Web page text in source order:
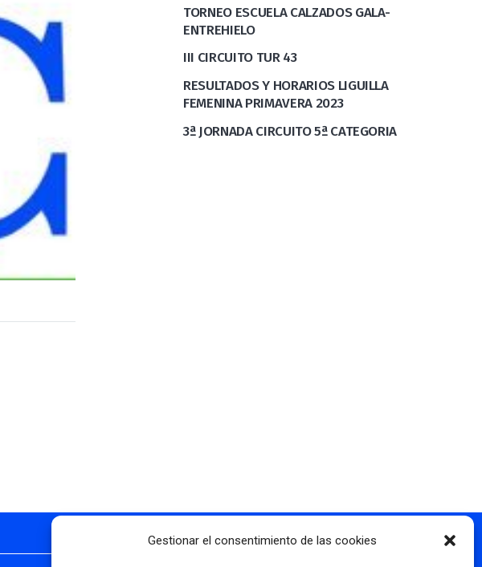
Gestionar el consentimiento de las cookies
TORNEO ESCUELA CALZADOS GALA-
ENTREHIELO
III CIRCUITO TUR 43
RESULTADOS Y HORARIOS LIGUILLA
FEMENINA PRIMAVERA 2023
3ª JORNADA CIRCUITO 5ª CATEGORIA